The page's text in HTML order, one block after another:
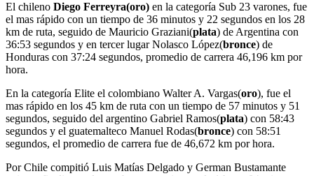
El chileno Diego Ferreyra(oro) en la categoría Sub 23 varones, fue
el mas rápido con un tiempo de 36 minutos y 22 segundos en los 28
km de ruta, seguido de Mauricio Graziani(plata) de Argentina con
36:53 segundos y en tercer lugar Nolasco López(bronce) de
Honduras con 37:24 segundos, promedio de carrera 46,196 km por
hora.
En la categoría Elite el colombiano Walter A. Vargas(oro), fue el
mas rápido en los 45 km de ruta con un tiempo de 57 minutos y 51
segundos, seguido del argentino Gabriel Ramos(plata) con 58:43
segundos y el guatemalteco Manuel Rodas(bronce) con 58:51
segundos, el promedio de carrera fue de 46,672 km por hora.
Por Chile compitió Luis Matías Delgado y German Bustamante